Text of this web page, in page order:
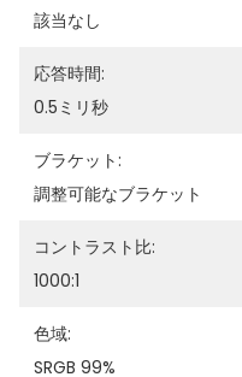
該当なし
応答時間:
0.5ミリ秒
ブラケット:
調整可能なブラケット
コントラスト比:
1000:1
色域:
SRGB 99%